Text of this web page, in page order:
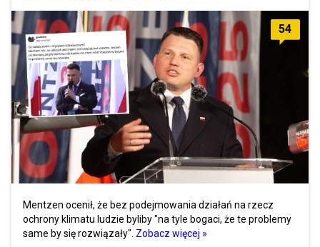
54
Mentzen ocenił, że bez podejmowania działań na rzecz
ochrony klimatu ludzie byliby "na tyle bogaci, że te problemy
same by się rozwiązały". Zobacz więcej »